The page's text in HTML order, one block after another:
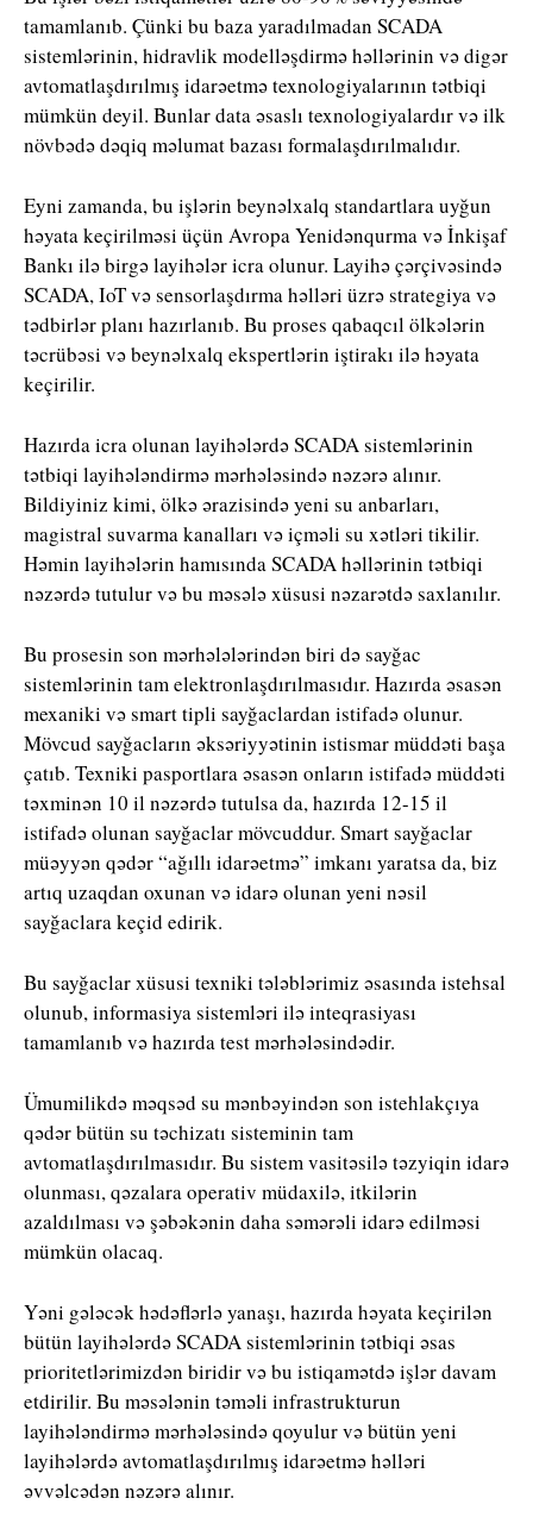
tamamlanıb. Çünki bu baza yaradılmadan SCADA
sistemlərinin, hidravlik modelləşdirmə həllərinin və digər
avtomatlaşdırılmış idarəetmə texnologiyalarının tətbiqi
mümkün deyil. Bunlar data əsaslı texnologiyalardır və ilk
növbədə dəqiq məlumat bazası formalaşdırılmalıdır.
Eyni zamanda, bu işlərin beynəlxalq standartlara uyğun
həyata keçirilməsi üçün Avropa Yenidənqurma və İnkişaf
Bankı ilə birgə layihələr icra olunur. Layihə çərçivəsində
SCADA, IoT və sensorlaşdırma həlləri üzrə strategiya və
tədbirlər planı hazırlanıb. Bu proses qabaqcıl ölkələrin
təcrübəsi və beynəlxalq ekspertlərin iştirakı ilə həyata
keçirilir.
Hazırda icra olunan layihələrdə SCADA sistemlərinin
tətbiqi layihələndirmə mərhələsində nəzərə alınır.
Bildiyiniz kimi, ölkə ərazisində yeni su anbarları,
magistral suvarma kanalları və içməli su xətləri tikilir.
Həmin layihələrin hamısında SCADA həllərinin tətbiqi
nəzərdə tutulur və bu məsələ xüsusi nəzarətdə saxlanılır.
Bu prosesin son mərhələlərindən biri də sayğac
sistemlərinin tam elektronlaşdırılmasıdır. Hazırda əsasən
mexaniki və smart tipli sayğaclardan istifadə olunur.
Mövcud sayğacların əksəriyyətinin istismar müddəti başa
çatıb. Texniki pasportlara əsasən onların istifadə müddəti
təxminən 10 il nəzərdə tutulsa da, hazırda 12-15 il
istifadə olunan sayğaclar mövcuddur. Smart sayğaclar
müəyyən qədər “ağıllı idarəetmə” imkanı yaratsa da, biz
artıq uzaqdan oxunan və idarə olunan yeni nəsil
sayğaclara keçid edirik.
Bu sayğaclar xüsusi texniki tələblərimiz əsasında istehsal
olunub, informasiya sistemləri ilə inteqrasiyası
tamamlanıb və hazırda test mərhələsindədir.
Ümumilikdə məqsəd su mənbəyindən son istehlakçıya
qədər bütün su təchizatı sisteminin tam
avtomatlaşdırılmasıdır. Bu sistem vasitəsilə təzyiqin idarə
olunması, qəzalara operativ müdaxilə, itkilərin
azaldılması və şəbəkənin daha səmərəli idarə edilməsi
mümkün olacaq.
Yəni gələcək hədəflərlə yanaşı, hazırda həyata keçirilən
bütün layihələrdə SCADA sistemlərinin tətbiqi əsas
prioritetlərimizdən biridir və bu istiqamətdə işlər davam
etdirilir. Bu məsələnin təməli infrastrukturun
layihələndirmə mərhələsində qoyulur və bütün yeni
layihələrdə avtomatlaşdırılmış idarəetmə həlləri
əvvəlcədən nəzərə alınır.